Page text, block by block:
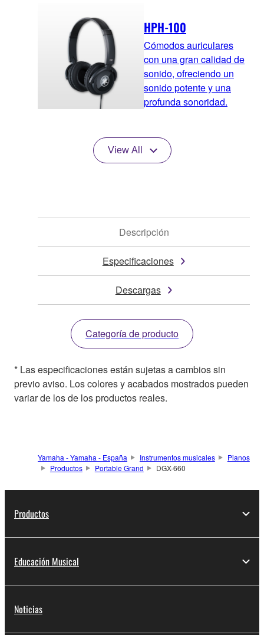
HPH-100
Cómodos auriculares
con una gran calidad de
sonido, ofreciendo un
sonido potente y una
profunda sonoridad.
View All
Descripción
Especificaciones
Descargas
Categoría de producto
* Las especificaciones están sujetas a cambios sin
previo aviso. Los colores y acabados mostrados pueden
variar de los de los productos reales.
Yamaha - Yamaha - España Instrumentos musicales
Pianos
Productos
Portable Grand DGX-660
Productos
Educación Musical
Noticias